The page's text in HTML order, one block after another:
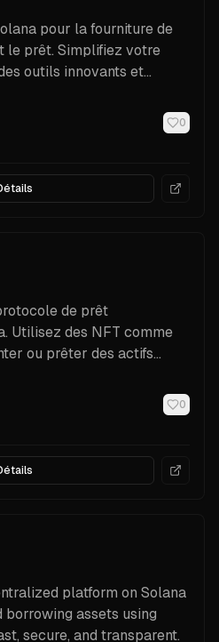
pour la fourniture de
le prêt. Simplifiez votre
outils innovants et
0
de prêt
Utilisez des NFT comme
ou prêter des actifs
0
platform on Solana
assets using
secure, and transparent.